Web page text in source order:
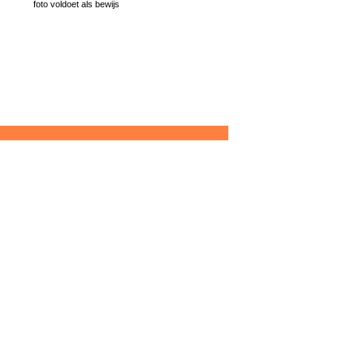
foto voldoet als bewijs